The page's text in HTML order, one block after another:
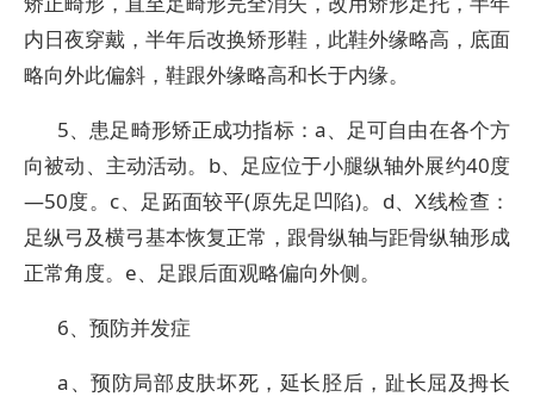
内日夜穿戴，半年后改换矫形鞋，此鞋外缘略高，底面
略向外此偏斜，鞋跟外缘略高和长于内缘。
5、患足畸形矫正成功指标：a、足可自由在各个方
向被动、主动活动。b、足应位于小腿纵轴外展约40度
—50度。c、足跖面较平(原先足凹陷)。d、X线检查：
足纵弓及横弓基本恢复正常，跟骨纵轴与距骨纵轴形成
正常角度。e、足跟后面观略偏向外侧。
6、预防并发症
a、预防局部皮肤坏死，延长胫后，趾长屈及拇长